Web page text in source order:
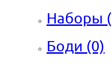
Наборы
Боди (0)